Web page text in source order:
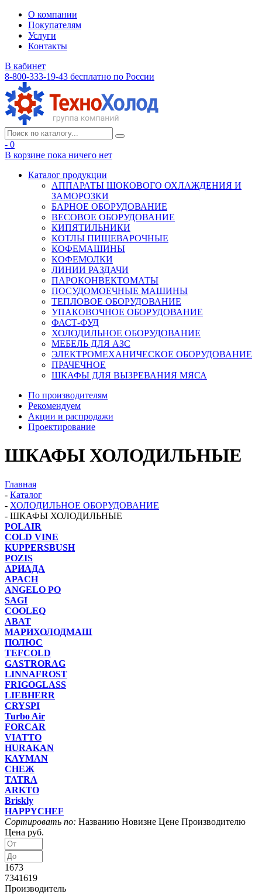
О компании
Покупателям
Услуги
Контакты
В кабинет
8-800-333-19-43 бесплатно по России
- 0
В корзине пока ничего нет
Каталог продукции
АППАРАТЫ ШОКОВОГО ОХЛАЖДЕНИЯ И
ЗАМОРОЗКИ
БАРНОЕ ОБОРУДОВАНИЕ
ВЕСОВОЕ ОБОРУДОВАНИЕ
КИПЯТИЛЬНИКИ
КОТЛЫ ПИЩЕВАРОЧНЫЕ
КОФЕМАШИНЫ
КОФЕМОЛКИ
ЛИНИИ РАЗДАЧИ
ПАРОКОНВЕКТОМАТЫ
ПОСУДОМОЕЧНЫЕ МАШИНЫ
ТЕПЛОВОЕ ОБОРУДОВАНИЕ
УПАКОВОЧНОЕ ОБОРУДОВАНИЕ
ФАСТ-ФУД
ХОЛОДИЛЬНОЕ ОБОРУДОВАНИЕ
МЕБЕЛЬ ДЛЯ АЗС
ЭЛЕКТРОМЕХАНИЧЕСКОЕ ОБОРУДОВАНИЕ
ПРАЧЕЧНОЕ
ШКАФЫ ДЛЯ ВЫЗРЕВАНИЯ МЯСА
По производителям
Рекомендуем
Акции и распродажи
Проектирование
ШКАФЫ ХОЛОДИЛЬНЫЕ
Главная
- Каталог
- ХОЛОДИЛЬНОЕ ОБОРУДОВАНИЕ
- ШКАФЫ ХОЛОДИЛЬНЫЕ
POLAIR
COLD VINE
KUPPERSBUSH
POZIS
АРИАДА
APACH
ANGELO PO
SAGI
COOLEQ
ABAT
МАРИХОЛОДМАШ
ПОЛЮС
TEFCOLD
GASTRORAG
LINNAFROST
FRIGOGLASS
LIEBHERR
CRYSPI
Turbo Air
FORCAR
VIATTO
HURAKAN
KAYMAN
СНЕЖ
TATRA
ARKTO
Briskly
HAPPYCHEF
Сортировать по: Названию Новизне Цене Производителю
Цена руб.
1673
7341619
Производитель